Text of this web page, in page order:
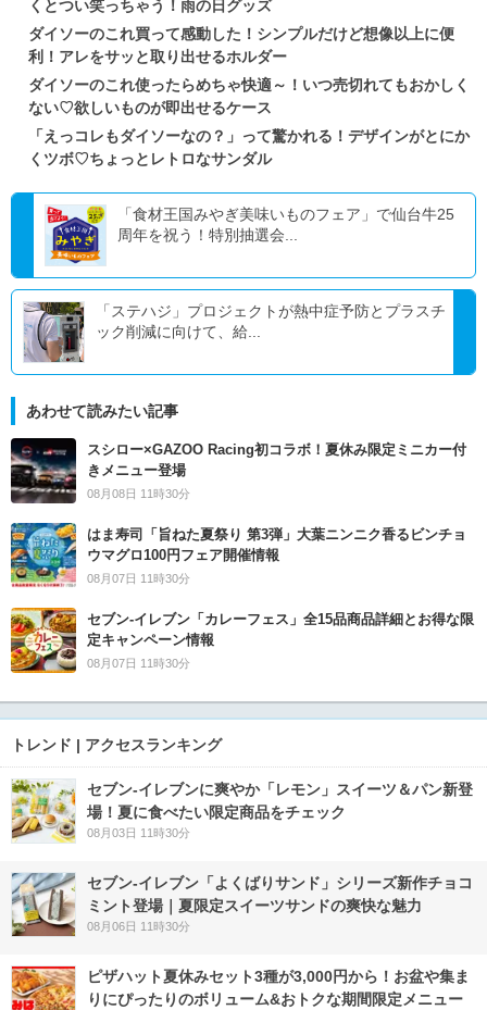
くとつい笑っちゃう！雨の日グッズ
ダイソーのこれ買って感動した！シンプルだけど想像以上に便
利！アレをサッと取り出せるホルダー
ダイソーのこれ使ったらめちゃ快適～！いつ売切れてもおかしく
ない♡欲しいものが即出せるケース
「えっコレもダイソーなの？」って驚かれる！デザインがとにか
くツボ♡ちょっとレトロなサンダル
「食材王国みやぎ美味いものフェア」で仙台牛25
周年を祝う！特別抽選会...
「ステハジ」プロジェクトが熱中症予防とプラスチ
ック削減に向けて、給...
あわせて読みたい記事
スシロー×GAZOO Racing初コラボ！夏休み限定ミニカー付
きメニュー登場
08月08日 11時30分
はま寿司「旨ねた夏祭り 第3弾」大葉ニンニク香るビンチョ
ウマグロ100円フェア開催情報
08月07日 11時30分
セブン‐イレブン「カレーフェス」全15品商品詳細とお得な限
定キャンペーン情報
08月07日 11時30分
トレンド | アクセスランキング
セブン‐イレブンに爽やか「レモン」スイーツ＆パン新登
場！夏に食べたい限定商品をチェック
08月03日 11時30分
セブン‐イレブン「よくばりサンド」シリーズ新作チョコ
ミント登場｜夏限定スイーツサンドの爽快な魅力
08月06日 11時30分
ピザハット夏休みセット3種が3,000円から！お盆や集ま
りにぴったりのボリューム&おトクな期間限定メニュー